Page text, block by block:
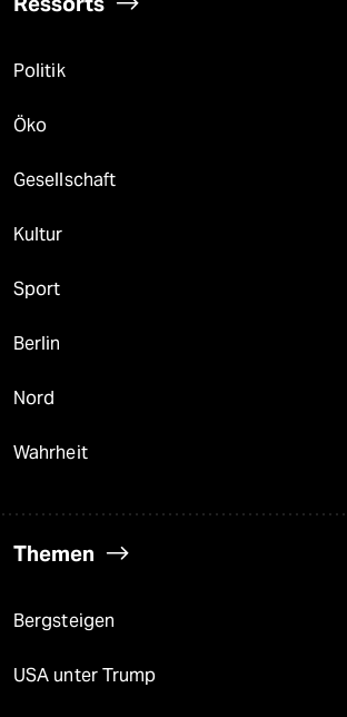
Politik
Öko
Gesellschaft
Kultur
Sport
Berlin
Nord
Wahrheit
Themen
Bergsteigen
USA unter Trump